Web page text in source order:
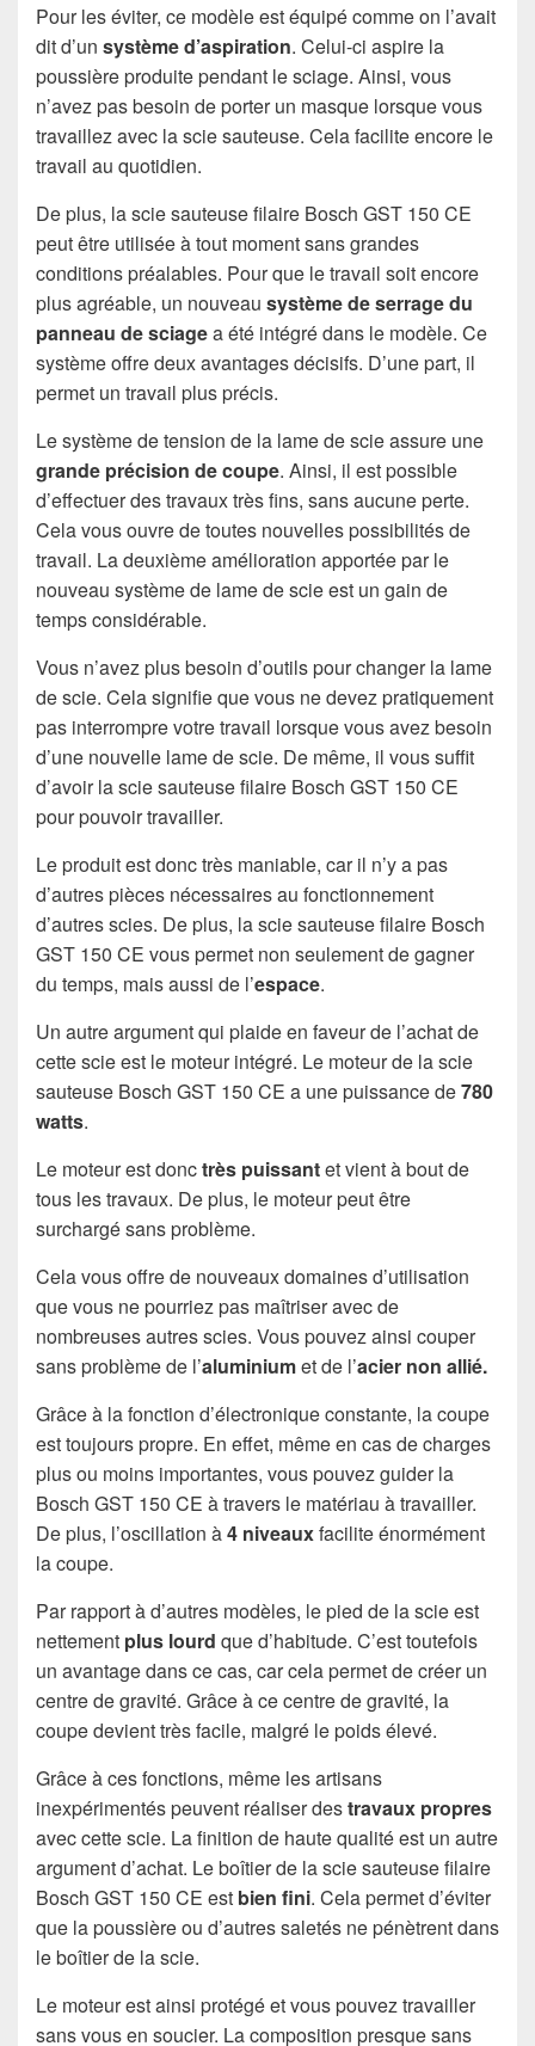
Pour les éviter, ce modèle est équipé comme on l’avait
dit d’un système d’aspiration. Celui-ci aspire la
poussière produite pendant le sciage. Ainsi, vous
n’avez pas besoin de porter un masque lorsque vous
travaillez avec la scie sauteuse. Cela facilite encore le
travail au quotidien.
De plus, la scie sauteuse filaire Bosch GST 150 CE
peut être utilisée à tout moment sans grandes
conditions préalables. Pour que le travail soit encore
plus agréable, un nouveau système de serrage du
panneau de sciagea été intégré dans le modèle. Ce
système offre deux avantages décisifs. D’une part, il
permet un travail plus précis.
Le système de tension de la lame de scie assure une
grande précision de coupe. Ainsi, il est possible
d’effectuer des travaux très fins, sans aucune perte.
Cela vous ouvre de toutes nouvelles possibilités de
travail. La deuxième amélioration apportée par le
nouveau système de lame de scie est un gain de
temps considérable.
Vous n’avez plus besoin d’outils pour changer la lame
de scie. Cela signifie que vous ne devez pratiquement
pas interrompre votre travail lorsque vous avez besoin
d’une nouvelle lame de scie. De même, il vous suffit
d’avoir la scie sauteuse filaire Bosch GST 150 CE
pour pouvoir travailler.
Le produit est donc très maniable, car il n’y a pas
d’autres pièces nécessaires au fonctionnement
d’autres scies. De plus, la scie sauteuse filaire Bosch
GST 150 CE vous permet non seulement de gagner
du temps, mais aussi de l’espace.
Un autre argument qui plaide en faveur de l’achat de
cette scie est le moteur intégré. Le moteur de la scie
sauteuse Bosch GST 150 CE a une puissance de780
watts.
Le moteur est donctrès puissantet vient à bout de
tous les travaux. De plus, le moteur peut être
surchargé sans problème.
Cela vous offre de nouveaux domaines d’utilisation
que vous ne pourriez pas maîtriser avec de
nombreuses autres scies. Vous pouvez ainsi couper
sans problème de l’aluminiumet de l’acier non allié.
Grâce à la fonction d’électronique constante, la coupe
est toujours propre. En effet, même en cas de charges
plus ou moins importantes, vous pouvez guider la
Bosch GST 150 CE à travers le matériau à travailler.
De plus, l’oscillation à4 niveauxfacilite énormément
la coupe.
Par rapport à d’autres modèles, le pied de la scie est
nettement plus lourd que d’habitude. C’est toutefois
un avantage dans ce cas, car cela permet de créer un
centre de gravité. Grâce à ce centre de gravité, la
coupe devient très facile, malgré le poids élevé.
Grâce à ces fonctions, même les artisans
inexpérimentés peuvent réaliser destravaux propres
avec cette scie. La finition de haute qualité est un autre
argument d’achat. Le boîtier de la scie sauteuse filaire
Bosch GST 150 CE est bien fini. Cela permet d’éviter
que la poussière ou d’autres saletés ne pénètrent dans
le boîtier de la scie.
Le moteur est ainsi protégé et vous pouvez travailler
sans vous en soucier. La composition presque sans